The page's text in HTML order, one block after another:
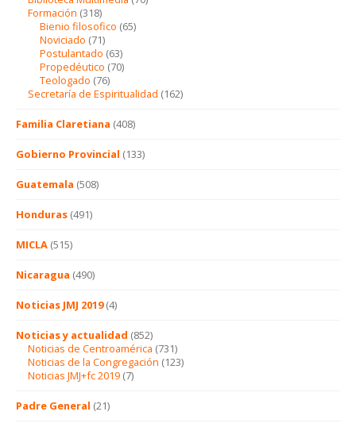
Formación (318)
Bienio filosofico (65)
Noviciado (71)
Postulantado (63)
Propedéutico (70)
Teologado (76)
Secretaría de Espiritualidad (162)
Familia Claretiana (408)
Gobierno Provincial (133)
Guatemala (508)
Honduras (491)
MICLA (515)
Nicaragua (490)
Noticias JMJ 2019(4)
Noticias y actualidad (852)
Noticias de Centroamérica (731)
Noticias de la Congregación (123)
Noticias JMJ+fc 2019 (7)
Padre General (21)